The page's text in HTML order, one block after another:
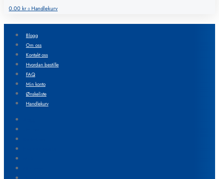
0.00kr 0 Handlekurv
Blogg
Om oss
Kontakt oss
Hvordan bestille
FAQ
Min konto
Ønskeliste
Handlekurv